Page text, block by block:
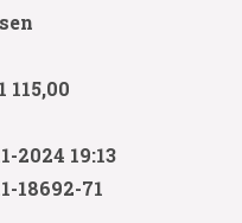
115,00
2024 19:13
18692-71